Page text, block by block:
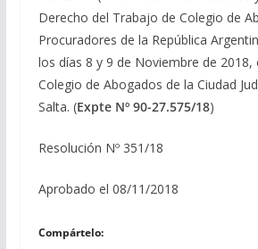
Derecho del Trabajo de Colegio de
Procuradores de la República
los días 8 y 9 de Noviembre de 2018,
Colegio de Abogados de la Ciudad
Salta. (Expte Nº 90-27.575/18)
Resolución Nº 351/18
Aprobado el 08/11/2018
Compártelo: